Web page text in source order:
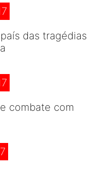
das tragédias
combate com